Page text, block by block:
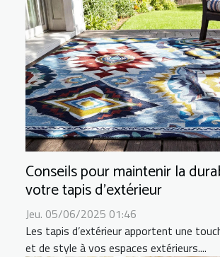
Conseils pour maintenir la
votre tapis d'extérieur
Jeu. 05/06/2025 01:46
Les tapis d’extérieur apportent une
et de style à vos espaces extérieurs....